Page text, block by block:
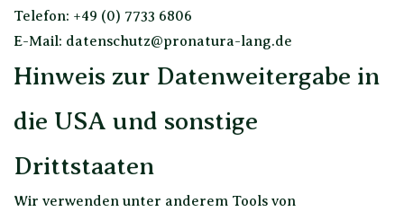
Telefon: +49 (0) 7733 6806
E-Mail: datenschutz@pronatura-lang.de
Hinweis zur Datenweitergabe in
die USA und sonstige
Drittstaaten
Wir verwenden unter anderem Tools von